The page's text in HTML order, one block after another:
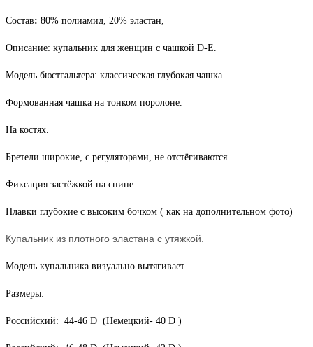
Состав: 80% полиамид, 20% эластан,
Описание: купальник для женщин с чашкой D-Е.
Модель бюстгальтера: классическая глубокая чашка.
Формованная чашка на тонком поролоне.
На костях.
Бретели широкие, с регуляторами, не отстёгиваются.
Фиксация застёжкой на спине.
Плавки глубокие с высоким бочком ( как на дополнительном фото)
Купальник из плотного эластана с утяжкой.
Модель купальника визуально вытягивает.
Размеры:
Российский: 44-46 D (Немецкий- 40 D )